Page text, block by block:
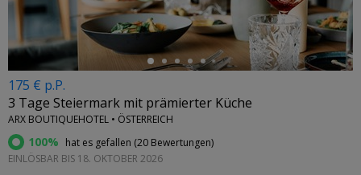
175 € p.P.
3 Tage Steiermark mit prämierter Küche
ARX BOUTIQUEHOTEL • ÖSTERREICH
100% hat es gefallen (20 Bewertungen)
EINLÖSBAR BIS 18. OKTOBER 2026